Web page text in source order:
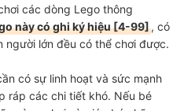
các dòng Lego thông
này có ghi ký hiệu [4-99], có
người lớn đều có thể chơi được.
có sự linh hoạt và sức mạnh
ráp các chi tiết khó. Nếu bé